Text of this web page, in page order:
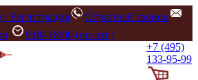
/ Регистрация
Обратный звонок
9:00-18:00 (пн.-пт.)
+7 (495)
133-95-99